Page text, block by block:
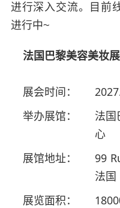
进行深入交流。目前
进行中~
法国巴黎美容美妆展
展会时间：
举办展馆：
法国
心
展馆地址：
99
法国
展览面积：